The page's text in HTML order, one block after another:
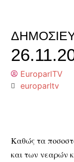
EuroparlTV
europarltv
Καθώς τα
και των νεαρών